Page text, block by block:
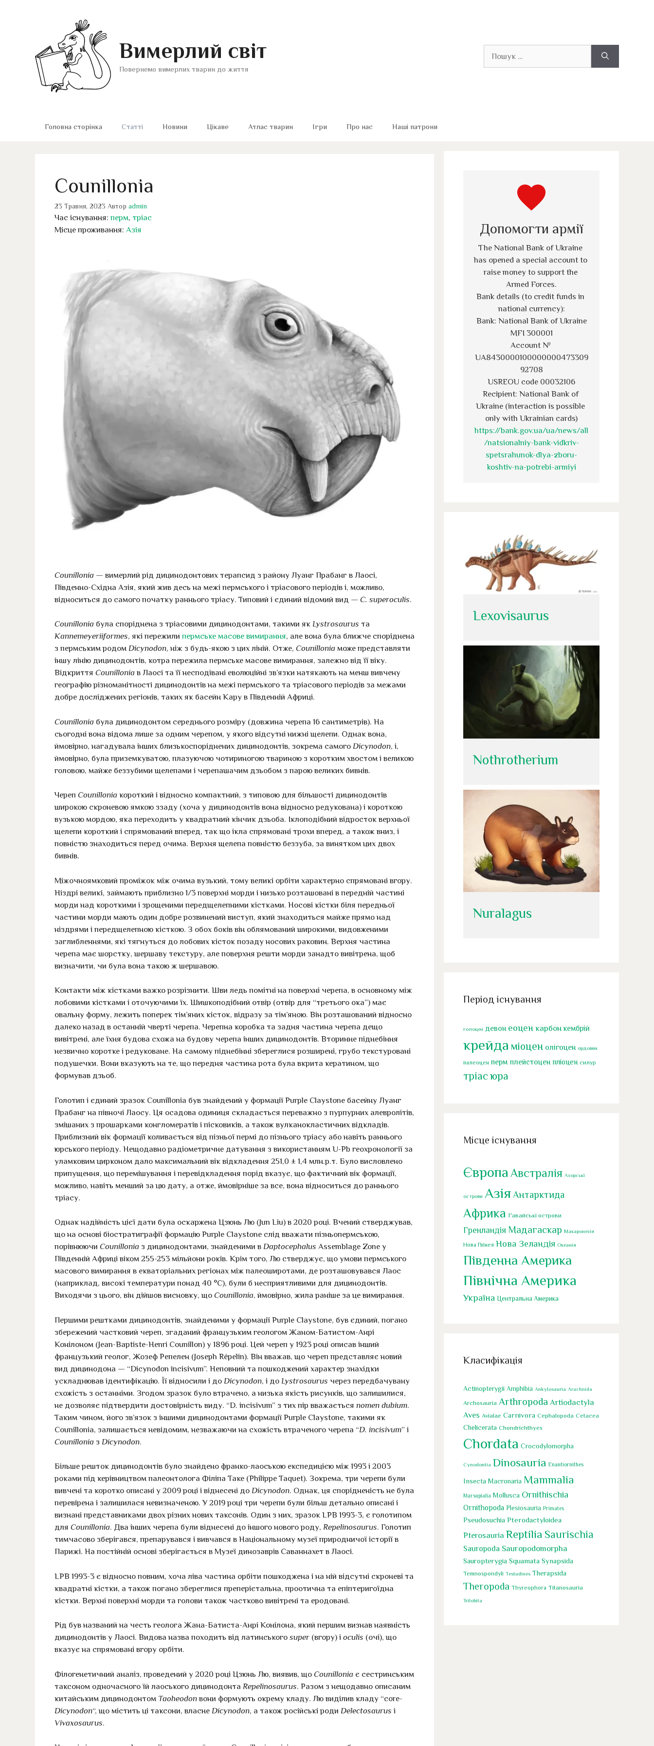
Вимерлий світ
Повернемо вимерлих тварин до життя
Головна сторінка Статті Новини Цікаве Атлас тварин Ігри Про нас Наші патрони
Counillonia
23 Травня, 2023 Автор admin
Час існування:перм, тріас
Місце проживання: Азія
Counillonia — вимерлий рід дицинодонтових терапсид з району Луанг Прабанг в Лаосі,
Південно-Східна Азія, який жив десь на межі пермського і тріасового періодів і, можливо,
відноситься до самого початку раннього тріасу. Типовий і єдиний відомий вид — C. superoculis.
Counillonia була споріднена з тріасовими дицинодонтами, такими як Lystrosaurus та
Kannemeyeriiformes, які пережилипермське масове вимирання, але вона була ближче споріднена
з пермським родом Dicynodon, ніж з будь-якою з цих ліній. Отже, Counillonia може представляти
іншу лінію дицинодонтів, котра пережила пермське масове вимирання, залежно від її віку.
Відкриття Counilloniaв Лаосі та її несподівані еволюційні зв’язки натякають на менш вивчену
географію різноманітності дицинодонтів на межі пермського та тріасового періодів за межами
добре досліджених регіонів, таких як басейн Кару в Південній Африці.
Counillonia була дицинодонтом середнього розміру (довжина черепа 16 сантиметрів). На
сьогодні вона відома лише за одним черепом, у якого відсутні нижні щелепи. Однак вона,
ймовірно, нагадувала інших близькоспоріднених дицинодонтів, зокрема самого Dicynodon, і,
ймовірно, була приземкуватою, плазуючою чотириногою твариною з коротким хвостом і великою
головою, майже беззубими щелепами і черепашачим дзьобом з парою великих бивнів.
Череп Counillonia короткий і відносно компактний, з типовою для більшості дицинодонтів
широкою скроневою ямкою ззаду (хоча у дицинодонтів вона відносно редукована) і короткою
вузькою мордою, яка переходить у квадратний кінчик дзьоба. Іклоподібний відросток верхньої
щелепи короткий і спрямований вперед, так що ікла спрямовані трохи вперед, а також вниз, і
повністю знаходиться перед очима. Верхня щелепа повністю беззуба, за винятком цих двох
бивнів.
Міжочноямковий проміжок між очима вузький, тому великі орбіти характерно спрямовані вгору.
Ніздрі великі, займають приблизно 1/3 поверхні морди і низько розташовані в передній частині
морди над короткими і зрощеними передщелепними кістками. Носові кістки біля передньої
частини морди мають один добре розвинений виступ, який знаходиться майже прямо над
ніздрями і передщелепною кісткою. З обох боків він облямований широкими, видовженими
заглибленнями, які тягнуться до лобових кісток позаду носових раковин. Верхня частина
черепа має шорстку, шершаву текстуру, але поверхня решти морди занадто вивітрена, щоб
визначити, чи була вона такою ж шершавою.
Контакти між кістками важко розрізнити. Шви ледь помітні на поверхні черепа, в основному між
лобовими кістками і оточуючими їх. Шишкоподібний отвір (отвір для “третього ока”) має
овальну форму, лежить поперек тім’яних кісток, відразу за тім’яною. Він розташований відносно
далеко назад в останній чверті черепа. Черепна коробка та задня частина черепа дещо
вивітрені, але їхня будова схожа на будову черепа інших дицинодонтів. Вторинне піднебіння
незвично коротке і редуковане. На самому піднебінні збереглися розширені, грубо текстуровані
подушечки. Вони вказують на те, що передня частина рота була вкрита кератином, що
формував дзьоб.
Голотип і єдиний зразок Counillonia був знайдений у формації Purple Claystone басейну Луанг
Прабанг на півночі Лаосу. Ця осадова одиниця складається переважно з пурпурних алевролітів,
змішаних з прошарками конгломератів і пісковиків, а також вулканокластичних відкладів.
Приблизний вік формації коливається від пізньої пермі до пізнього тріасу або навіть раннього
юрського періоду. Нещодавно радіометричне датування з використанням U-Pb геохронології за
уламковим цирконом дало максимальний вік відкладення 251,0 ± 1,4 млн.р.т. Було висловлено
припущення, що перемішування і перевідкладення порід вказує, що фактичний вік формації,
можливо, навіть менший за цю дату, а отже, ймовірніше за все, вона відноситься до раннього
тріасу.
Однак надійність цієї дати була оскаржена Цзюнь Лю (Jun Liu) в 2020 році. Вчений стверджував,
що на основі біостратиграфії формацію Purple Claystone слід вважати пізньопермською,
порівнюючи Counillonia з дицинодонтами, знайденими в Daptocephalus Assemblage Zone у
Південній Африці віком 255-253 мільйони років. Крім того, Лю стверджує, що умови пермського
масового вимирання в екваторіальних регіонах між палеоширотами, де розташовувався Лаос
(наприклад, високі температури понад 40 °C), були б несприятливими для дицинодонтів.
Виходячи з цього, він дійшов висновку, що Counillonia, ймовірно, жила раніше за це вимирання.
Першими рештками дицинодонтів, знайденими у формації Purple Claystone, був єдиний, погано
збережений частковий череп, згаданий французьким геологом Жаном-Батистом-Анрі
Конілоном (Jean-Baptiste-Henri Counillon) у 1896 році. Цей череп у 1923 році описав інший
французький геолог, Жозеф Репелен (Joseph Répelin). Він вважав, що череп представляє новий
вид дицинодона — “Dicynodon incisivum”. Неповний та пошкоджений характер знахідки
ускладнював ідентифікацію. Її відносили і до Dicynodon, і до Lystrosaurus через передбачувану
схожість з останніми. Згодом зразок було втрачено, а низька якість рисунків, що залишилися,
не дозволяє підтвердити достовірність виду. “D. incisivum” з тих пір вважається nomen dubium.
Таким чином, його зв’язок з іншими дицинодонтами формації Purple Claystone, такими як
Counillonia, залишається невідомим, незважаючи на схожість втраченого черепа “D. incisivum” і
Counillonia з Dicynodon.
Більше решток дицинодонтів було знайдено франко-лаоською експедицією між 1993 і 2003
роками під керівництвом палеонтолога Філіпа Таке (Philippe Taquet). Зокрема, три черепи були
вивчені та коротко описані у 2009 році і віднесені до Dicynodon. Однак, ця спорідненість не була
перевірена і залишилася невизначеною. У 2019 році три черепи були більш детально описані і
визнані представниками двох різних нових таксонів. Один з них, зразок LPB 1993-3, є голотипом
для Counillonia. Два інших черепа були віднесені до іншого нового роду, Repelinosaurus. Голотип
тимчасово зберігався, препарувався і вивчався в Національному музеї природничої історії в
Парижі. На постійній основі зберігається в Музеї динозаврів Саваннахет в Лаосі.
LPB 1993-3 є відносно повним, хоча ліва частина орбіти пошкоджена і на ній відсутні скроневі та
квадратні кістки, а також погано збереглися преперієтальна, проотична та епіптеригоїдна
кістки. Верхні поверхні морди та голови також частково вивітрені та еродовані.
Рід був названий на честь геолога Жана-Батиста-Анрі Конілона, який першим визнав наявність
дицинодонтів у Лаосі. Видова назва походить від латинського super (вгору) і oculis (очі), що
вказує на спрямовані вгору орбіти.
Філогенетичний аналіз, проведений у 2020 році Цзюнь Лю, виявив, що Counillonia є сестринським
таксоном одночасного їй лаоського дицинодонта Repelinosaurus. Разом з нещодавно описаним
китайським дицинодонтом Taoheodonвони формують окрему кладу. Лю виділив кладу “core-
Dicynodon“, що містить ці таксони, власне Dicynodon, а також російські роди Delectosaurus і
Vivaxosaurus.
favorite
Допомогти армії
The National Bank of Ukraine
has opened a special account to
raise money to support the
Armed Forces.
Bank details (to credit funds in
national currency):
Bank: National Bank of Ukraine
MFI 300001
Account №
UA8430000100000000473309
92708
USREOU code 00032106
Recipient: National Bank of
Ukraine (interaction is possible
only with Ukrainian cards)
https://bank.gov.ua/ua/news/all
/natsionalniy-bank-vidkriv-
spetsrahunok-dlya-zboru-
koshtiv-na-potrebi-armiyi
Lexovisaurus
Nothrotherium
Nuralagus
Період існування
голоцен девон еоцен карбон кембрій
крейда міоцен олігоцен ордовик
палеоцен перм плейстоцен пліоцен силур
тріасюра
Місце існування
Європа Австралія Азорські
острови Азія Антарктида
Африка Гавайські острови
Гренландія Мадагаскар Макаронезія
Нова Гвінея Нова Зеландія Океанія
Південна Америка
Північна Америка
Україна Центральна Америка
Класифікація
Actinopterygii Amphibia Ankylosauria Arachnida
Archosauria Arthropoda Artiodactyla
Aves Avialae Carnivora Cephalopoda Cetacea
Chelicerata Chondrichthyes
Chordata Crocodylomorpha
Cynodontia Dinosauria Enantiornithes
Insecta Macronaria Mammalia
Marsupialia Mollusca Ornithischia
Ornithopoda Plesiosauria Primates
Pseudosuchia Pterodactyloidea
Pterosauria Reptilia Saurischia
Sauropoda Sauropodomorpha
Sauropterygia Squamata Synapsida
Temnospondyli Testudines Therapsida
Theropoda Thyreophora Titanosauria
Trilobita